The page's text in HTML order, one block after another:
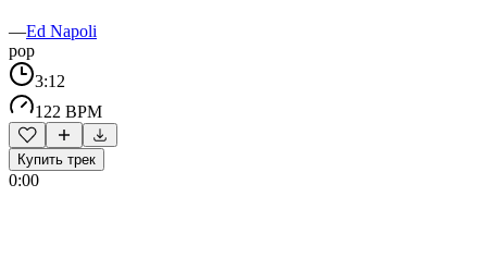
—Ed Napoli
pop
3:12
122 BPM
Купить трек
0:00